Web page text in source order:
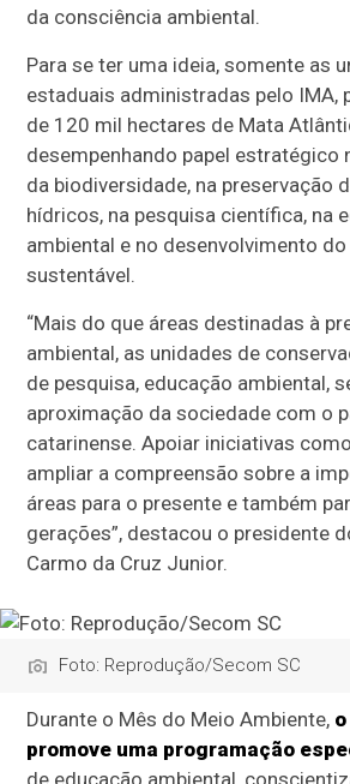
da consciência ambiental.
Para se ter uma ideia, somente as
estaduais administradas pelo IMA,
de 120 mil hectares de Mata
desempenhando papel estratégico
da biodiversidade, na preservação
hídricos, na pesquisa científica, na
ambiental e no desenvolvimento
sustentável.
“Mais do que áreas destinadas à
ambiental, as unidades de
de pesquisa, educação ambiental,
aproximação da sociedade com o
catarinense. Apoiar iniciativas
ampliar a compreensão sobre a
áreas para o presente e também
gerações”, destacou o presidente
Carmo da Cruz Junior.
Foto: Reprodução/Secom SC
Durante o Mês do Meio Ambiente,
promove uma programação
de educação ambiental,